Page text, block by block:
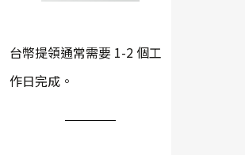
台幣提領通常需要 1-2 個工
作日完成。